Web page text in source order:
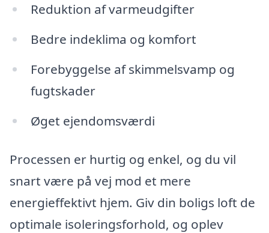
Reduktion af varmeudgifter
Bedre indeklima og komfort
Forebyggelse af skimmelsvamp og
fugtskader
Øget ejendomsværdi
Processen er hurtig og enkel, og du vil
snart være på vej mod et mere
energieffektivt hjem. Giv din boligs loft de
optimale isoleringsforhold, og oplev